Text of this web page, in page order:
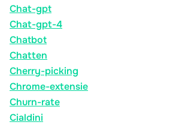
Chat-gpt
Chat-gpt-4
Chatbot
Chatten
Cherry-picking
Chrome-extensie
Churn-rate
Cialdini